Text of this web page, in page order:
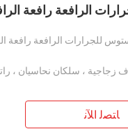
الرافعة رافعة
للجرارات الرافعة رافعة
زجاجية ، سلكان نحاسيان ،
ﺎﺘﺼﻟ ﺍﻶﻧ